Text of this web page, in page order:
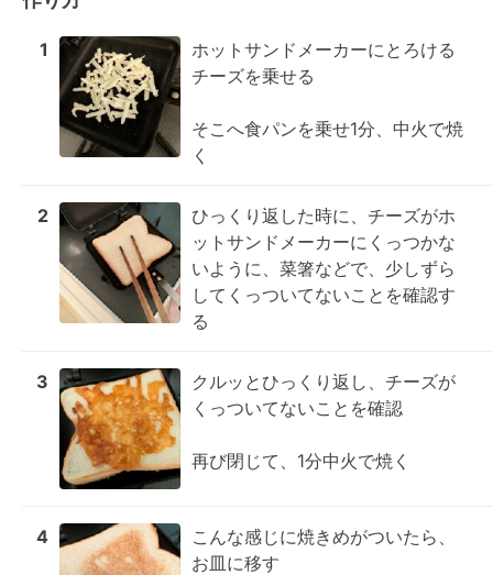
1
ホットサンドメーカーにとろける
チーズを乗せる
そこへ食パンを乗せ1分、中火で焼
く
2
ひっくり返した時に、チーズがホ
ットサンドメーカーにくっつかな
いように、菜箸などで、少しずら
してくっついてないことを確認す
る
3
クルッとひっくり返し、チーズが
くっついてないことを確認
再び閉じて、1分中火で焼く
4
こんな感じに焼きめがついたら、
お皿に移す